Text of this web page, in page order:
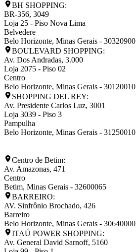
BH SHOPPING:
BR-356, 3049
Loja 25 - Piso Nova Lima
Belvedere
Belo Horizonte, Minas Gerais - 30320900
BOULEVARD SHOPPING:
Av. Dos Andradas, 3.000
Loja 2075 - Piso 02
Centro
Belo Horizonte, Minas Gerais - 30120010
SHOPPING DEL REY:
Av. Presidente Carlos Luz, 3001
Loja 3039 - Piso 3
Pampulha
Belo Horizonte, Minas Gerais - 31250010
Centro de Betim:
Av. Amazonas, 471
Centro
Betim, Minas Gerais - 32600065
BARREIRO:
AV. Sinfrônio Brochado, 426
Barreiro
Belo Horizonte, Minas Gerais - 30640000
ITAÚ POWER SHOPPING:
Av. General David Sarnoff, 5160